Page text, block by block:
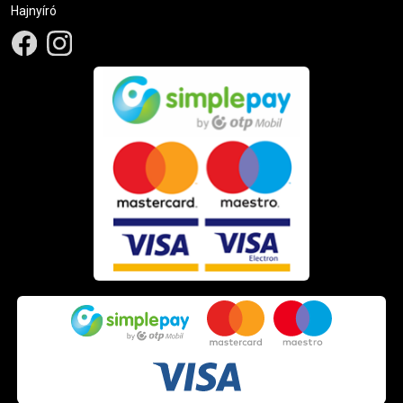
Hogyan válaszd ki a megfelelő kozmetikai
A megfelelő bútor kiválasztása nemcsak a szalonod
megjelenését befolyásolja, hanem a munkád hatékonyságát
és a vendégeid elégedettségét is.
Funkcionalitás:
Válassz olyan bútort, amely megfelel a
szolgáltatásaidnak és segíti a munkádat.
Az ergonomikus kialakítás csökkenti a
fizikai terhelést és növeli a kényelmet.
Minőség és tartósság:Tartós, erős anyagokból készült
bútort érdemes választani, hogy hosszú távon is
megbízható legyen.
Dizájn:A bútorok stílusa és színe harmonizáljon a
szalonod arculatával.
Miért érdemes nálunk vásárolni?
Hajnyíró